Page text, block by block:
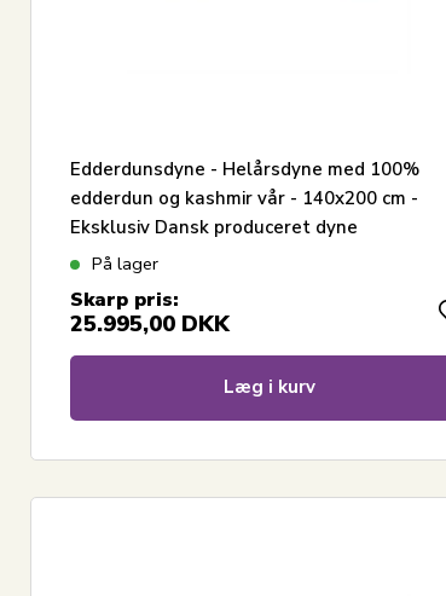
Edderdunsdyne - Helårsdyne med 100%
edderdun og kashmir vår - 140x200 cm -
Eksklusiv Dansk produceret dyne
På lager
Skarp pris:
25.995,00 DKK
Læg i kurv